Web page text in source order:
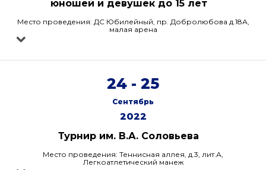
юношей и девушек до 15 лет
Место проведения: ДС Юбилейный, пр. Добролюбова д.18А,
малая арена
24 - 25
Сентябрь
2022
Турнир им. В.А. Соловьева
Место проведения: Теннисная аллея, д.3, лит.А,
Легкоатлетический манеж